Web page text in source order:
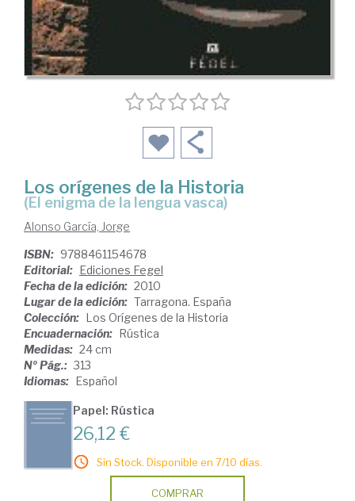
Los orígenes de la Historia
(el enigma de la lengua vasca)
Alonso García, Jorge
ISBN: 9788461154678
Editorial: Ediciones Fegel
Fecha de la edición: 2010
Lugar de la edición: Tarragona. España
Colección: Los Orígenes de la Historia
Encuadernación: Rústica
Medidas: 24 cm
Nº Pág.: 313
Idiomas: Español
Papel: Rústica
26,12 €
Sin Stock. Disponible en 7/10 días.
COMPRAR